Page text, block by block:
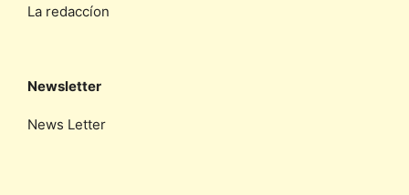
La redaccíon
Newsletter
News Letter